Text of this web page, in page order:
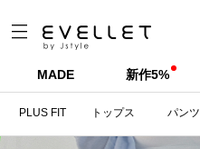
MADE 新作5%
PLUS FIT トップス パンツ